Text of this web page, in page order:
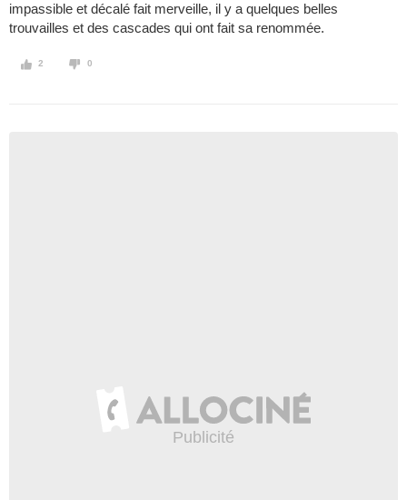
impassible et décalé fait merveille, il y a quelques belles
trouvailles et des cascades qui ont fait sa renommée.
2 0